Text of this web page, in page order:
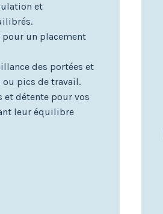
et
pour un placement
des portées et
ou pics de travail.
et détente pour vos
leur équilibre